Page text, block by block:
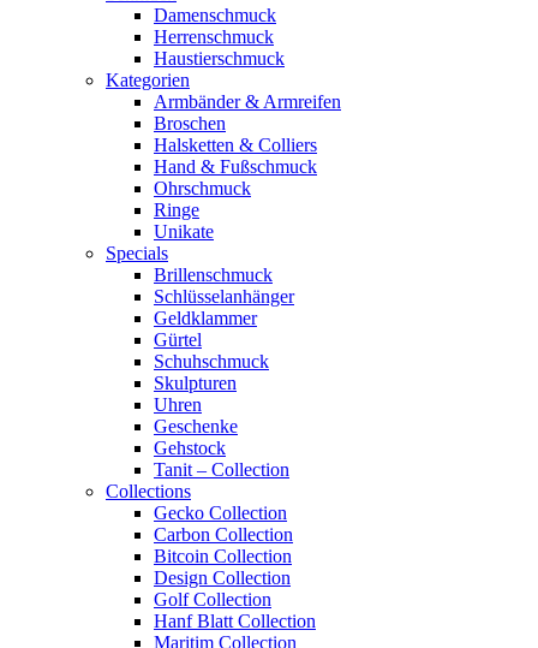
Damenschmuck
Herrenschmuck
Haustierschmuck
Kategorien
Armbänder & Armreifen
Broschen
Halsketten & Colliers
Hand & Fußschmuck
Ohrschmuck
Ringe
Unikate
Specials
Brillenschmuck
Schlüsselanhänger
Geldklammer
Gürtel
Schuhschmuck
Skulpturen
Uhren
Geschenke
Gehstock
Tanit – Collection
Collections
Gecko Collection
Carbon Collection
Bitcoin Collection
Design Collection
Golf Collection
Hanf Blatt Collection
Maritim Collection